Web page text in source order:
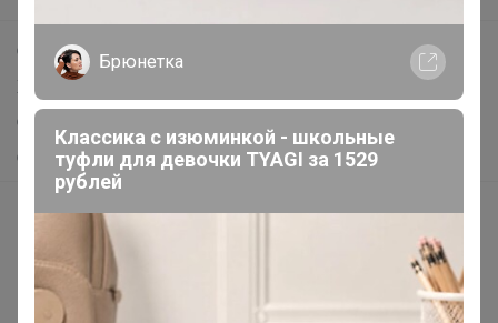
Самое выгодное
Хиты продаж
Самое желанное
Самое быстрое
Начать зарабатывать с 24-ok
Picabox.ru - Лучшее место для ваших изображений
Розыгрыш - Генератор случайных чисел
Брюнетка
Классика с изюминкой - школьные
туфли для девочки TYAGI за 1529
рублей